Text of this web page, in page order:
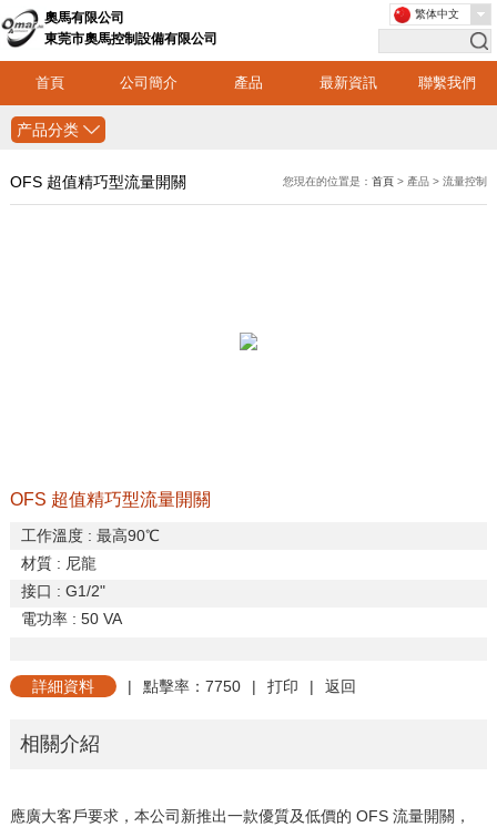
奧馬有限公司
東莞市奧馬控制設備有限公司
首頁 公司簡介 產品 最新資訊 聯繫我們
繁体中文
产品分类
OFS 超值精巧型流量開關 您現在的位置是：首頁 > 產品 > 流量控制
OFS 超值精巧型流量開關
工作溫度: 最高90℃
材質: 尼龍
接口 : G1/2"
電功率: 50 VA
詳細資料 | 點擊率：7750 | 打印 | 返回
相關介紹
應廣大客戶要求，本公司新推出一款優質及低價的 OFS 流量開關，